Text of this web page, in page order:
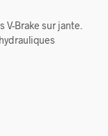
V-Brake sur jante.